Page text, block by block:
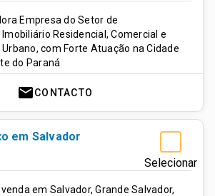
Empresa do Setor de
Residencial, Comercial e
com Forte Atuação na Cidade
do Paraná
mailCONTACTO
Selecionar
em Salvador
em Salvador, Grande Salvador,